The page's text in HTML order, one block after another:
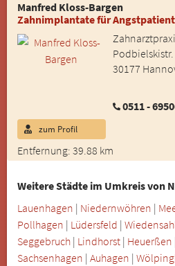
Manfred Kloss-Bargen
Zahnimplantate für
Podbielskistr.
30177
0511 -
Entfernung: 39.88 km
zum Profil
Weitere Städte im Umkreis von
Lauenhagen | Niedernwöhren |
Pollhagen | Lüdersfeld |
Seggebruch | Lindhorst | Heuerßen
Sachsenhagen | Auhagen |